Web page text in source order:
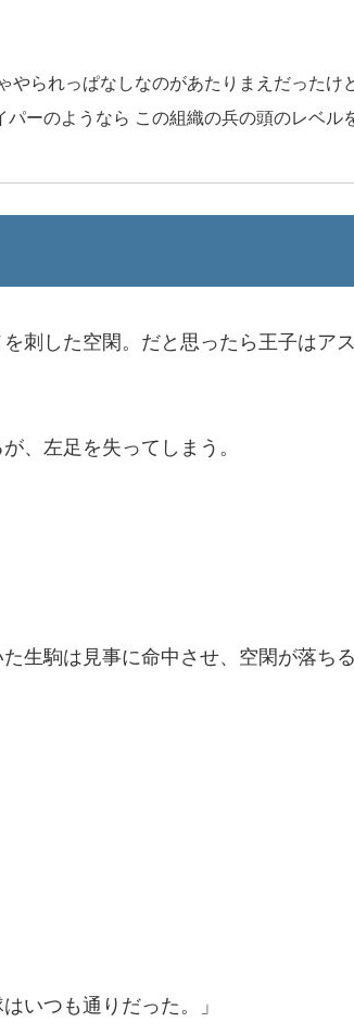
やられっぱなしなのがあたりまえだったけ
ーのようなら この組織の兵の頭のレベル
刺した空閑。だと思ったら王子はア
、左足を失ってしまう。
生駒は見事に命中させ、空閑が落ちる
いつも通りだった。」